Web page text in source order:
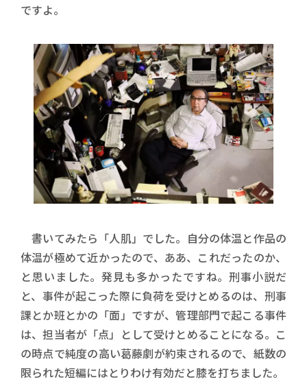
ですよ。
書いてみたら「人肌」でした。自分の体温と作品の
体温が極めて近かったので、ああ、これだったのか、
と思いました。発見も多かったですね。刑事小説だ
と、事件が起こった際に負荷を受けとめるのは、刑事
課とか班とかの「面」ですが、管理部門で起こる事件
は、担当者が「点」として受けとめることになる。こ
の時点で純度の高い葛藤劇が約束されるので、紙数の
限られた短編にはとりわけ有効だと膝を打ちました。